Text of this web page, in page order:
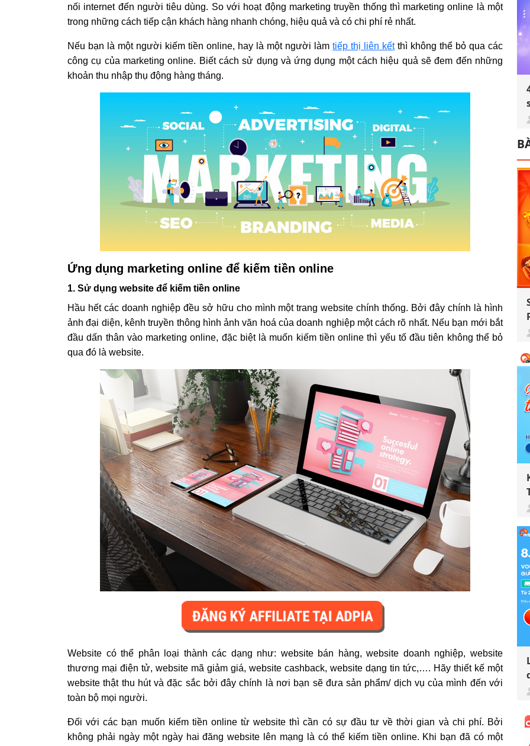
nối internet đến người tiêu dùng. So với hoạt động marketing truyền thống thì marketing online là một
trong những cách tiếp cận khách hàng nhanh chóng, hiệu quả và có chi phí rẻ nhất.
Nếu bạn là một người kiếm tiền online, hay là một người làm tiếp thị liên kếtthì không thể bỏ qua các
công cụ của marketing online. Biết cách sử dụng và ứng dụng một cách hiệu quả sẽ đem đến những
khoản thu nhập thụ động hàng tháng.
Ứng dụng marketing online để kiếm tiền online
1. Sử dụng website để kiếm tiền online
Hầu hết các doanh nghiệp đều sở hữu cho mình một trang website chính thống. Bởi đây chính là hình
ảnh đại diện, kênh truyền thông hình ảnh văn hoá của doanh nghiệp một cách rõ nhất. Nếu bạn mới bắt
đầu dấn thân vào marketing online, đặc biệt là muốn kiếm tiền online thì yếu tố đầu tiên không thể bỏ
qua đó là website.
Website có thể phân loại thành các dạng như: website bán hàng, website doanh nghiệp, website
thương mại điện tử, website mã giảm giá, website cashback, website dạng tin tức,…. Hãy thiết kế một
website thật thu hút và đặc sắc bởi đây chính là nơi bạn sẽ đưa sản phẩm/ dịch vụ của mình đến với
toàn bộ mọi người.
Đối với các bạn muốn kiếm tiền online từ website thì cần có sự đầu tư về thời gian và chi phí. Bởi
không phải ngày một ngày hai đăng website lên mạng là có thể kiếm tiền online. Khi bạn đã có một